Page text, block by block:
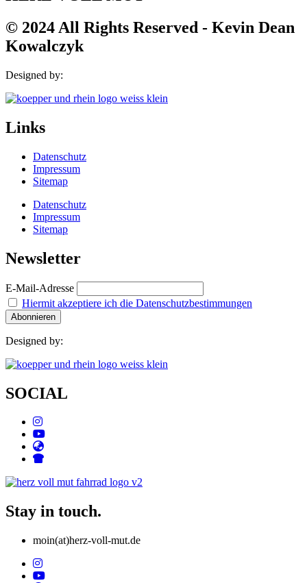
© 2024 All Rights Reserved - Kevin Dean
Kowalczyk
Designed by:
Links
Datenschutz
Impressum
Sitemap
Datenschutz
Impressum
Sitemap
Newsletter
E-Mail-Adresse
Hiermit akzeptiere ich die Datenschutzbestimmungen
Designed by:
SOCIAL
Stay in touch.
moin(at)herz-voll-mut.de